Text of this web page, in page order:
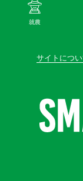
就農
サイトにつ